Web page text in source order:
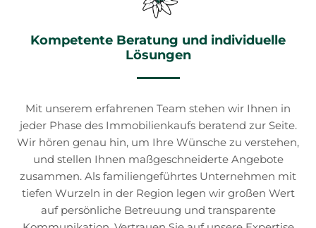
Kompetente Beratung und individuelle
Lösungen
Mit unserem erfahrenen Team stehen wir Ihnen in
jeder Phase des Immobilienkaufs beratend zur Seite.
Wir hören genau hin, um Ihre Wünsche zu verstehen,
und stellen Ihnen maßgeschneiderte Angebote
zusammen. Als familiengeführtes Unternehmen mit
tiefen Wurzeln in der Region legen wir großen Wert
auf persönliche Betreuung und transparente